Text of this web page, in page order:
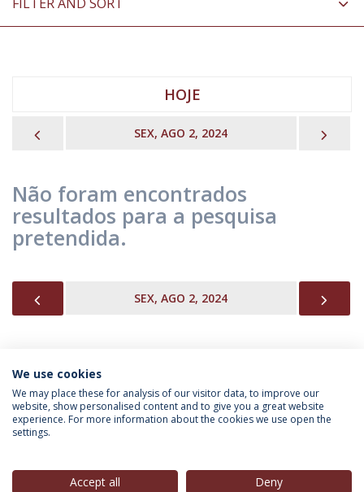
HOJE
SEX, AGO 2, 2024
Não foram encontrados
resultados para a pesquisa
pretendida.
SEX, AGO 2, 2024
INFORMAÇÃO PARA
We use cookies
We may place these for analysis of our visitor data, to improve our
website, show personalised content and to give you a great website
experience. For more information about the cookies we use open the
settings.
Accept all Deny